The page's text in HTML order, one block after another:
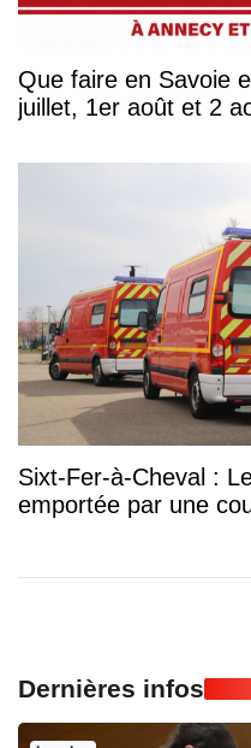
Que faire en Savoie
Sixt-Fer-à-Cheval :
emportée par une
Dernières infos